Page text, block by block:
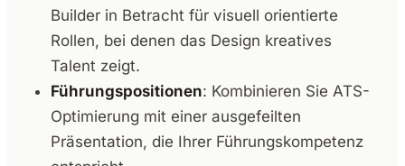
Builder in Betracht für visuell orientierte
Rollen, bei denen das Design kreatives
Talent zeigt.
Führungspositionen: Kombinieren Sie ATS-
Optimierung mit einer ausgefeilten
Präsentation, die Ihrer Führungskompetenz